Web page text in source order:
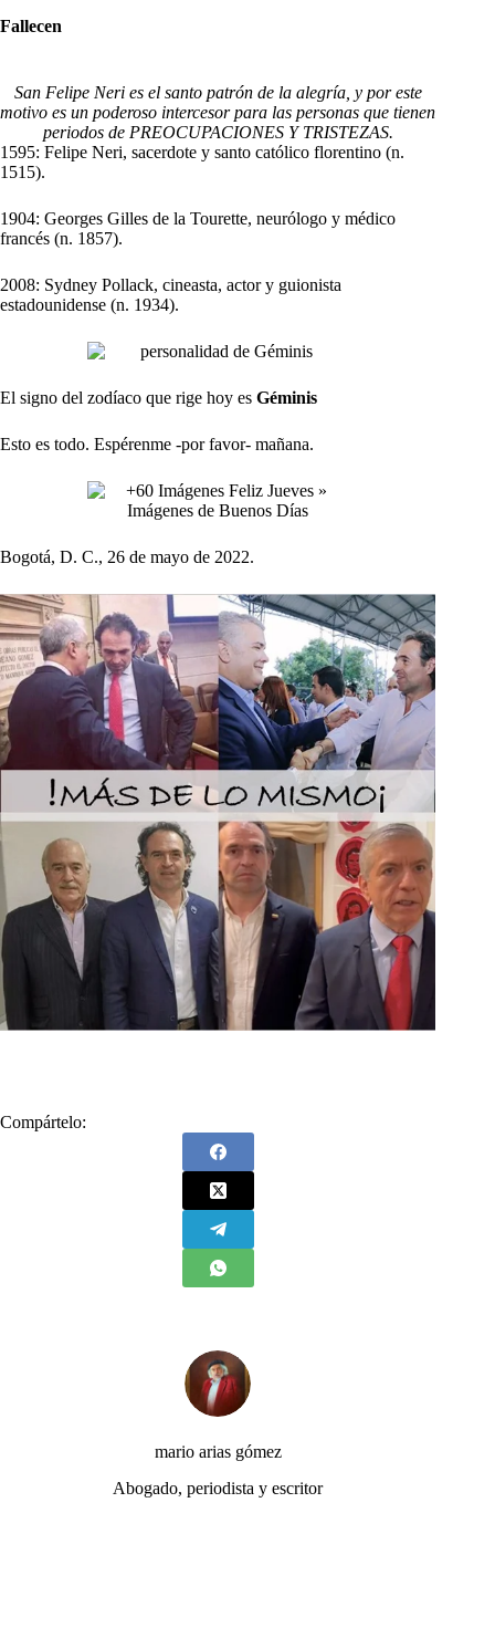
Fallecen
San Felipe Neri es el santo patrón de la alegría, y por este
motivo es un poderoso intercesor para las personas que tienen
periodos de PREOCUPACIONES Y TRISTEZAS.
1595: Felipe Neri, sacerdote y santo católico florentino (n.
1515).
1904: Georges Gilles de la Tourette, neurólogo y médico
francés (n. 1857).
2008: Sydney Pollack, cineasta, actor y guionista
estadounidense (n. 1934).
El signo del zodíaco que rige hoy es Géminis
Esto es todo. Espérenme -por favor- mañana.
Bogotá, D. C., 26 de mayo de 2022.
Compártelo:
mario arias gómez
Abogado, periodista y escritor